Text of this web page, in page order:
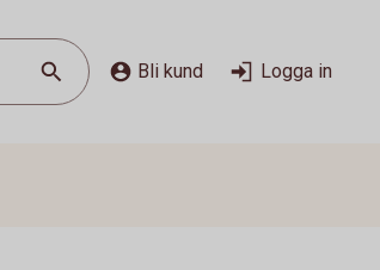
Bli kund Logga in